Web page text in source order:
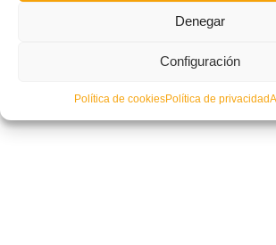
Denegar
Configuración
Política de cookiesPolítica de privacidad